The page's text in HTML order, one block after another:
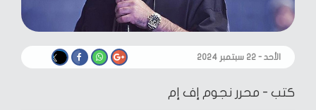
الأحد - ٢٢ سبتمبر ٢٠٢٤
كتب - محرر نجوم إف إم